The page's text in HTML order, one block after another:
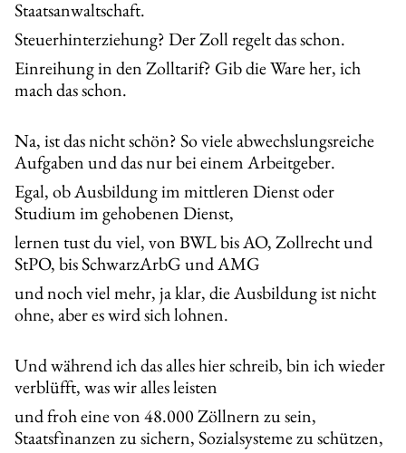
Staatsanwaltschaft.
Steuerhinterziehung? Der Zoll regelt das schon.
Einreihung in den Zolltarif? Gib die Ware her, ich
mach das schon.
Na, ist das nicht schön? So viele abwechslungsreiche
Aufgaben und das nur bei einem Arbeitgeber.
Egal, ob Ausbildung im mittleren Dienst oder
Studium im gehobenen Dienst,
lernen tust du viel, von BWL bis AO, Zollrecht und
StPO, bis SchwarzArbG und AMG
und noch viel mehr, ja klar, die Ausbildung ist nicht
ohne, aber es wird sich lohnen.
Und während ich das alles hier schreib, bin ich wieder
verblüfft, was wir alles leisten
und froh eine von 48.000 Zöllnern zu sein,
Staatsfinanzen zu sichern, Sozialsysteme zu schützen,